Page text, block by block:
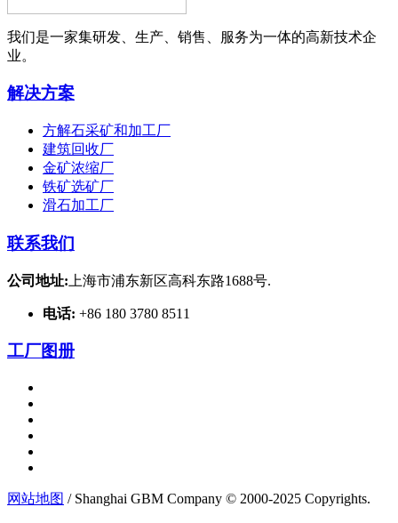
我们是一家集研发、生产、销售、服务为一体的高新技术企
业。
解决方案
方解石采矿和加工厂
建筑回收厂
金矿浓缩厂
铁矿选矿厂
滑石加工厂
联系我们
公司地址: 上海市浦东新区高科东路1688号.
电话: +86 180 3780 8511
工厂图册
网站地图 / Shanghai GBM Company © 2000-2025 Copyrights.